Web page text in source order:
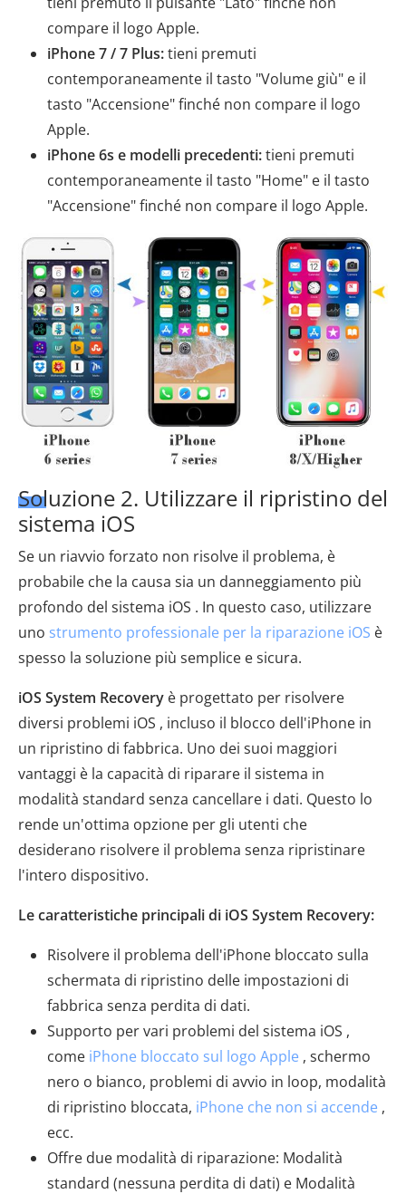
compare il logo Apple.
iPhone 7 / 7 Plus:tieni premuti
contemporaneamente il tasto "Volume giù" e il
tasto "Accensione" finché non compare il logo
Apple.
iPhone 6s e modelli precedenti:tieni premuti
contemporaneamente il tasto "Home" e il tasto
"Accensione" finché non compare il logo Apple.
Soluzione 2. Utilizzare il ripristino del
sistema iOS
Se un riavvio forzato non risolve il problema, è
probabile che la causa sia un danneggiamento più
profondo del sistema iOS . In questo caso, utilizzare
uno strumento professionale per la riparazione iOS è
spesso la soluzione più semplice e sicura.
iOS System Recovery è progettato per risolvere
diversi problemi iOS , incluso il blocco dell'iPhone in
un ripristino di fabbrica. Uno dei suoi maggiori
vantaggi è la capacità di riparare il sistema in
modalità standard senza cancellare i dati. Questo lo
rende un'ottima opzione per gli utenti che
desiderano risolvere il problema senza ripristinare
l'intero dispositivo.
Le caratteristiche principali di iOS System Recovery:
Risolvere il problema dell'iPhone bloccato sulla
schermata di ripristino delle impostazioni di
fabbrica senza perdita di dati.
Supporto per vari problemi del sistema iOS ,
come iPhone bloccato sul logo Apple , schermo
nero o bianco, problemi di avvio in loop, modalità
di ripristino bloccata, iPhone che non si accende ,
ecc.
Offre due modalità di riparazione: Modalità
standard (nessuna perdita di dati) e Modalità